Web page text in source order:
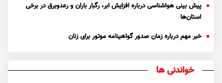
پیش بینی هواشناسی درباره افزایش ابر، رگبار باران و رعدوبرق در برخی
استان‌ها
خبر مهم درباره زمان صدور گواهینامه موتور برای زنان
خواندنی ها